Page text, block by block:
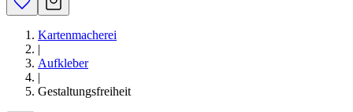
Kartenmacherei
|
Aufkleber
|
Gestaltungsfreiheit